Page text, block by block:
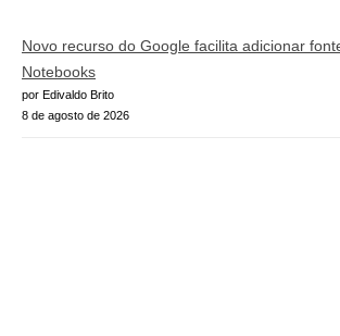
Novo recurso do Google facilita adicionar
Notebooks
por Edivaldo Brito
8 de agosto de 2026